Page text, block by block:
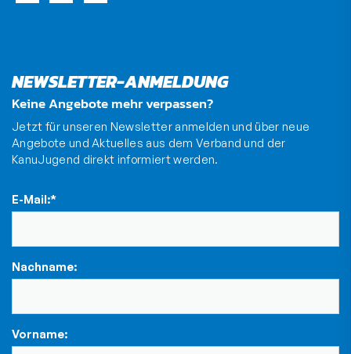
NEWSLETTER-ANMELDUNG
Keine Angebote mehr verpassen?
Jetzt für unseren Newsletter anmelden und über neue
Angebote und Aktuelles aus dem Verband und der
KanuJugend direkt informiert werden.
E-Mail:*
Nachname:
Vorname: